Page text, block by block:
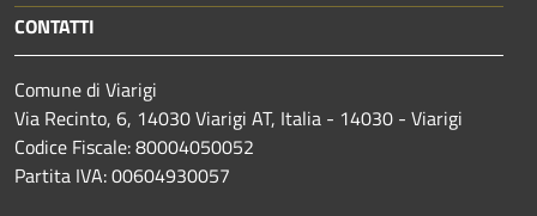
CONTATTI
Comune di Viarigi
Via Recinto, 6, 14030 Viarigi AT, Italia - 14030 - Viarigi
Codice Fiscale: 80004050052
Partita IVA: 00604930057